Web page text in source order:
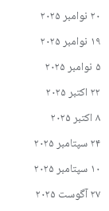
۲۰ نوامبر ۲۰۲۵
۱۹ نوامبر ۲۰۲۵
۵ نوامبر ۲۰۲۵
۲۲ اکتبر ۲۰۲۵
۸ اکتبر ۲۰۲۵
۲۴ سپتامبر ۲۰۲۵
۱۰ سپتامبر ۲۰۲۵
۲۷ آگوست ۲۰۲۵